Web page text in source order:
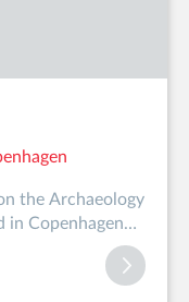
the Archaeology
in Copenhagen